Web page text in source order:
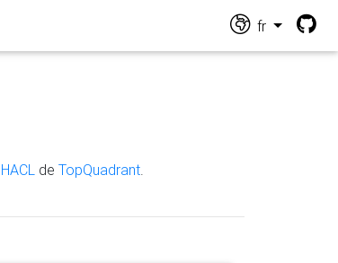
fr
de TopQuadrant.